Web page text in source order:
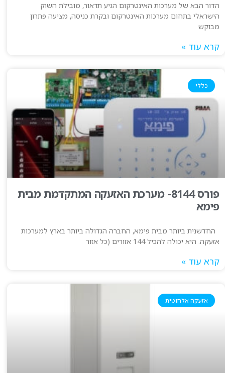
הדור הבא של מערכות האינטרקום הגיע תדאור, מובילת השוק
הישראלי בתחום מערכות האינטרקום ובקרת כניסה, מציעה פתרון
מבוקש
קרא עוד »
כללי
פורס 8144- מערכת האזעקה המתקדמת מבית
פימא
החדשנית ביותר מבית פימא, החברה הגדולה ביותר בארץ למערכות
אזעקה. היא יכולה להכיל 144 אזורים (כל אזור
קרא עוד »
אזעקה אלחוטית